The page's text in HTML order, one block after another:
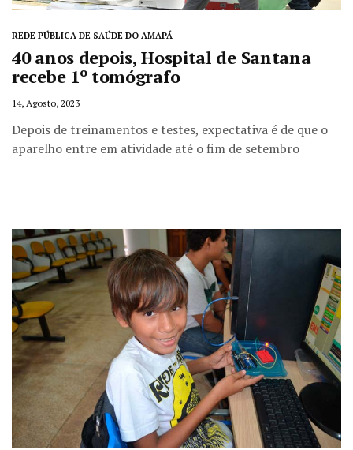
REDE PÚBLICA DE SAÚDE DO AMAPÁ
40 anos depois, Hospital de Santana
recebe 1º tomógrafo
14, Agosto, 2023
Depois de treinamentos e testes, expectativa é de que o
aparelho entre em atividade até o fim de setembro